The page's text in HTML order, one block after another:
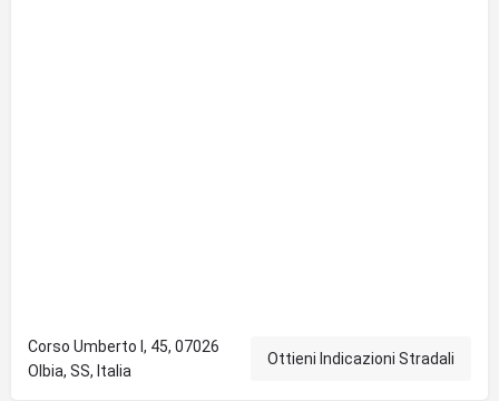
Corso Umberto I, 45, 07026
Olbia, SS, Italia
Ottieni Indicazioni Stradali